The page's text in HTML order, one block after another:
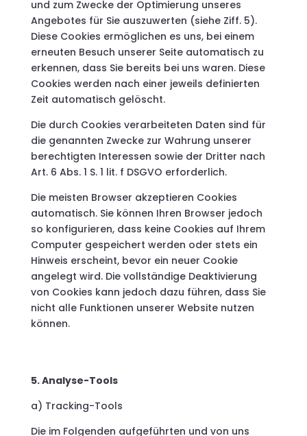
und zum Zwecke der Optimierung unseres
Angebotes für Sie auszuwerten (siehe Ziff. 5).
Diese Cookies ermöglichen es uns, bei einem
erneuten Besuch unserer Seite automatisch zu
erkennen, dass Sie bereits bei uns waren. Diese
Cookies werden nach einer jeweils definierten
Zeit automatisch gelöscht.
Die durch Cookies verarbeiteten Daten sind für
die genannten Zwecke zur Wahrung unserer
berechtigten Interessen sowie der Dritter nach
Art. 6 Abs. 1 S. 1 lit. f DSGVO erforderlich.
Die meisten Browser akzeptieren Cookies
automatisch. Sie können Ihren Browser jedoch
so konfigurieren, dass keine Cookies auf Ihrem
Computer gespeichert werden oder stets ein
Hinweis erscheint, bevor ein neuer Cookie
angelegt wird. Die vollständige Deaktivierung
von Cookies kann jedoch dazu führen, dass Sie
nicht alle Funktionen unserer Website nutzen
können.
5. Analyse-Tools
a) Tracking-Tools
Die im Folgenden aufgeführten und von uns